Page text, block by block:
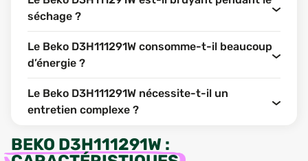
séchage ?
Le Beko D3H111291W consomme-t-il beaucoup
d’énergie ?
Le Beko D3H111291W nécessite-t-il un
entretien complexe ?
BEKO D3H111291W :